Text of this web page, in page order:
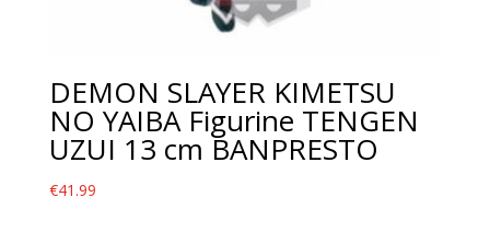
DEMON SLAYER KIMETSU
NO YAIBA Figurine TENGEN
UZUI 13 cm BANPRESTO
€41.99